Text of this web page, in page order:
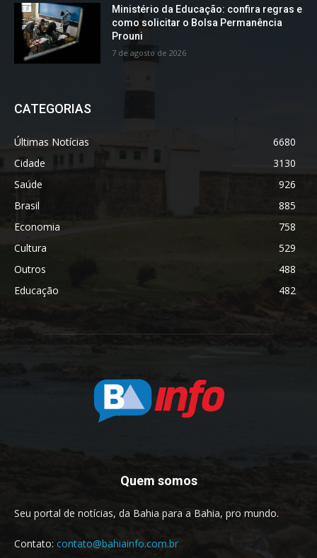
Ministério da Educação: confira regras e
como solicitar o Bolsa Permanência
Prouni
7 de agosto de 2026
CATEGORIAS
Últimas Notícias
6680
Cidade
3130
Saúde
926
Brasil
885
Economia
758
Cultura
529
Outros
488
Educação
482
Quem somos
Seu portal de notícias, da Bahia para a Bahia, pro mundo.
Contato: contato@bahiainfo.com.br